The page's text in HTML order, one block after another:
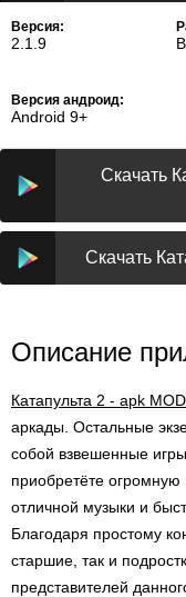
Версия:
2.1.9
Версия андроид:
Android 9+
Скачать
Скачать
Описание
Катапульта 2 - apk MOD
аркады. Остальные
собой взвешенные
приобретёте огромную
отличной музыки и
Благодаря простому
старшие, так и
представителей